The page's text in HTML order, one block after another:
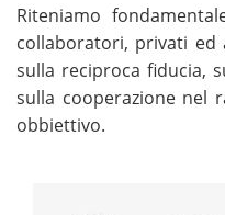
Riteniamo
collaboratori, privati ed
sulla reciproca fiducia,
sulla cooperazione nel
obbiettivo.